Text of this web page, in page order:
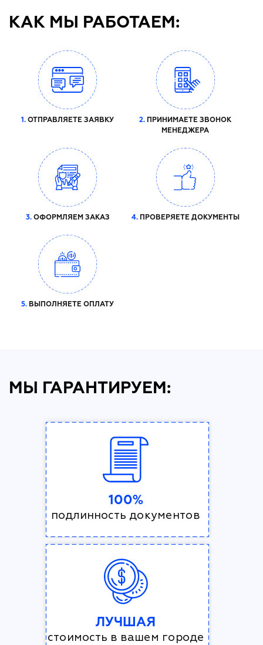
КАК МЫ РАБОТАЕМ:
1. ОТПРАВЛЯЕТЕ ЗАЯВКУ 2. ПРИНИМАЕТЕ ЗВОНОК
МЕНЕДЖЕРА
3.ОФОРМЛЯЕМ ЗАКАЗ 4.ПРОВЕРЯЕТЕ ДОКУМЕНТЫ
5. ВЫПОЛНЯЕТЕ ОПЛАТУ
МЫ ГАРАНТИРУЕМ:
100%
подлинность документов
ЛУЧШАЯ
стоимость в вашем городе